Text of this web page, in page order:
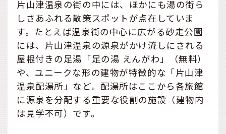
片山津温泉の街の中には、ほかにも湯の街ら
しさあふれる散策スポットが点在していま
す。たとえば温泉街の中心に広がる砂走公園
には、片山津温泉の源泉がかけ流しにされる
屋根付きの足湯「足の湯 えんがわ」（無料）
や、ユニークな形の建物が特徴的な「片山津
温泉配湯所」など。配湯所はここから各旅館
に源泉を分配する重要な役割の施設（建物内
は見学不可）です。